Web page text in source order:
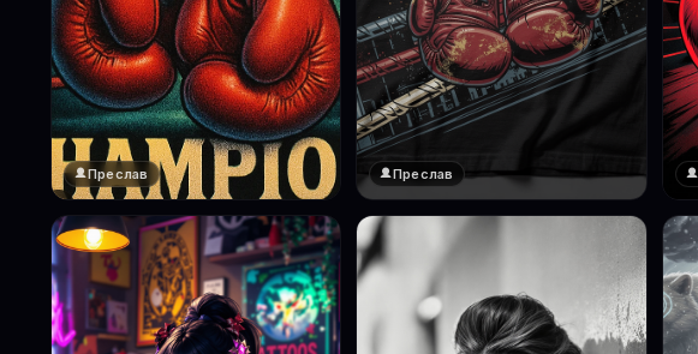
❤️
1
Преслав Преслав